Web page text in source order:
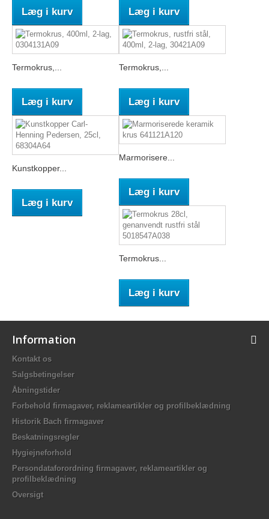
Læg i kurv Læg i kurv
Termokrus,...
Læg i kurv
Termokrus,...
Læg i kurv
Kunstkopper...
Læg i kurv
Marmorisere...
Læg i kurv
Termokrus...
Læg i kurv
Information
Kontakt os
Salgsbetingelser
Åbningstider
Forbehold firmagaver, reklameartikler og profilbeklædning
Historik Bach firmagaver
Beskatningsregler
Hygiejneforhold
Persondataforordning firmagaver, reklameartikler og
profilbeklædning
Oversigt